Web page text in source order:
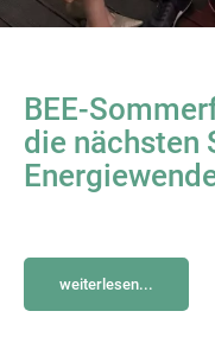
BEE-
die nächsten
weiterlesen...